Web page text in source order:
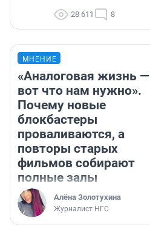
28 611 8
МНЕНИЕ
«Аналоговая жизнь —
вот что нам нужно».
Почему новые
блокбастеры
проваливаются, а
повторы старых
фильмов собирают
полные залы
Алёна Золотухина
Журналист НГС